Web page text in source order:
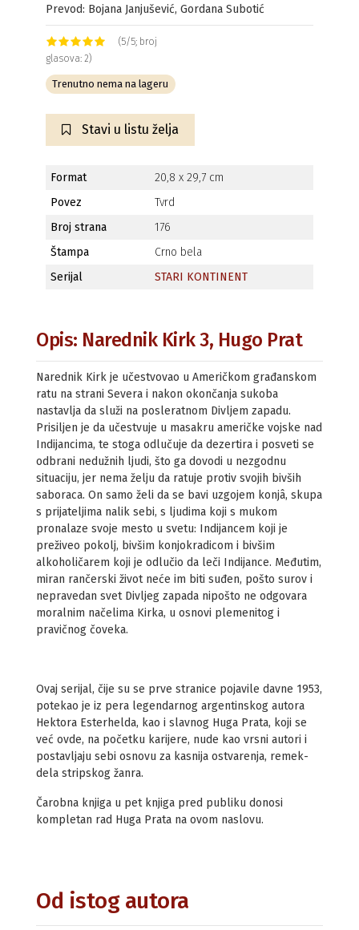
Prevod: Bojana Janjušević, Gordana Subotić
(5/5; broj
glasova: 2)
Trenutno nema na lageru
Stavi u listu želja
Format
20,8 x 29,7 cm
Povez
Tvrd
Broj strana
176
Štampa
Crno bela
Serijal
STARI KONTINENT
Opis: Narednik Kirk 3, Hugo Prat
Narednik Kirk je učestvovao u Američkom građanskom
ratu na strani Severa i nakon okončanja sukoba
nastavlja da služi na posleratnom Divljem zapadu.
Prisiljen je da učestvuje u masakru američke vojske nad
Indijancima, te stoga odlučuje da dezertira i posveti se
odbrani nedužnih ljudi, što ga dovodi u nezgodnu
situaciju, jer nema želju da ratuje protiv svojih bivših
saboraca. On samo želi da se bavi uzgojem konjâ, skupa
s prijateljima nalik sebi, s ljudima koji s mukom
pronalaze svoje mesto u svetu: Indijancem koji je
preživeo pokolj, bivšim konjokradicom i bivšim
alkoholičarem koji je odlučio da leči Indijance. Međutim,
miran rančerski život neće im biti suđen, pošto surov i
nepravedan svet Divljeg zapada nipošto ne odgovara
moralnim načelima Kirka, u osnovi plemenitog i
pravičnog čoveka.
Ovaj serijal, čije su se prve stranice pojavile davne 1953,
potekao je iz pera legendarnog argentinskog autora
Hektora Esterhelda, kao i slavnog Huga Prata, koji se
već ovde, na početku karijere, nude kao vrsni autori i
postavljaju sebi osnovu za kasnija ostvarenja, remek-
dela stripskog žanra.
Čarobna knjiga u pet knjiga pred publiku donosi
kompletan rad Huga Prata na ovom naslovu.
Od istog autora